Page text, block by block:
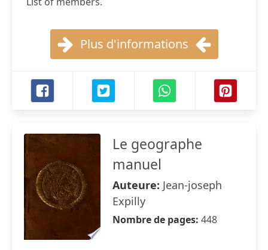
Plus d'informations
Le geographe
manuel
Auteure: Jean-joseph
Expilly
Nombre de pages: 448